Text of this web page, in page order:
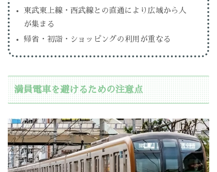
東武東上線・西武線との直通により広域から人
が集まる
帰省・初詣・ショッピングの利用が重なる
満員電車を避けるための注意点